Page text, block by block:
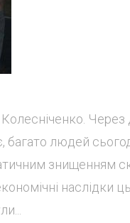
багато людей
знищенням
наслідки